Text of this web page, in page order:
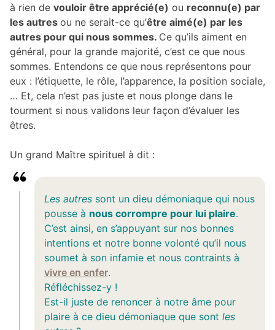
à rien de vouloir être apprécié(e) ou reconnu(e) par
les autres ou ne serait-ce qu’être aimé(e) par les
autres pour qui nous sommes. Ce qu’ils aiment en
général, pour la grande majorité, c’est ce que nous
sommes. Entendons ce que nous représentons pour
eux : l’étiquette, le rôle, l’apparence, la position sociale,
… Et, cela n’est pas juste et nous plonge dans le
tourment si nous validons leur façon d’évaluer les
êtres.
Un grand Maître spirituel à dit :
Les autres sont un dieu démoniaque qui nous
pousse à nous corrompre pour lui plaire.
C’est ainsi, en s’appuyant sur nos bonnes
intentions et notre bonne volonté qu’il nous
soumet à son infamie et nous contraints à
vivre en enfer.
Réfléchissez-y !
Est-il juste de renoncer à notre âme pour
plaire à ce dieu démoniaque que sont les